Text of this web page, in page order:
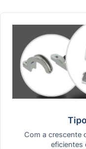
Com a crescente
eficientes